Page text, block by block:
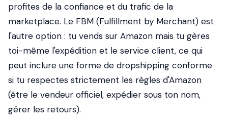
profites de la confiance et du trafic de la
marketplace. Le FBM (Fulfillment by Merchant) est
l'autre option : tu vends sur Amazon mais tu gères
toi-même l'expédition et le service client, ce qui
peut inclure une forme de dropshipping conforme
si tu respectes strictement les règles d'Amazon
(être le vendeur officiel, expédier sous ton nom,
gérer les retours).